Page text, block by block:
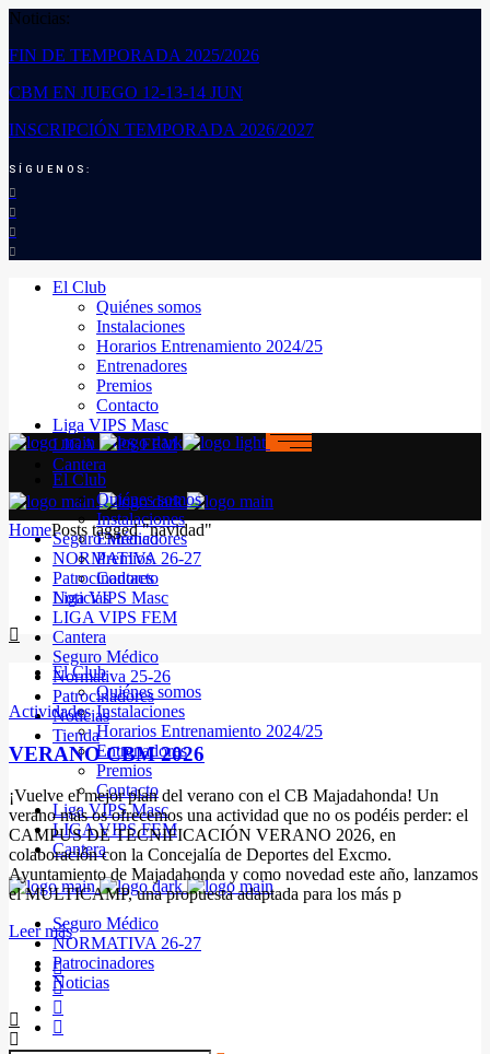
Noticias:
FIN DE TEMPORADA 2025/2026
CBM EN JUEGO 12-13-14 JUN
INSCRIPCIÓN TEMPORADA 2026/2027
SÍGUENOS:
El Club
Quiénes somos
Instalaciones
Horarios Entrenamiento 2024/25
Entrenadores
Premios
Contacto
Liga VIPS Masc
LIGA VIPS FEM
Cantera
Seguro Médico
NORMATIVA 26-27
Patrocinadores
Noticias
El Club
Quiénes somos
Instalaciones
Horarios Entrenamiento 2024/25
Entrenadores
Premios
Contacto
Liga VIPS Masc
LIGA VIPS FEM
Cantera
Seguro Médico
NORMATIVA 26-27
Patrocinadores
Noticias
El Club
Quiénes somos
Instalaciones
Entrenadores
Premios
Contacto
Liga VIPS Masc
LIGA VIPS FEM
Cantera
Seguro Médico
Normativa 25-26
Patrocinadores
Noticias
Tienda
HomePosts tagged "navidad"
Actividades
VERANO CBM 2026
¡Vuelve el mejor plan del verano con el CB Majadahonda! Un
verano más os ofrecemos una actividad que no os podéis perder: el
CAMPUS DE TECNIFICACIÓN VERANO 2026, en
colaboración con la Concejalía de Deportes del Excmo.
Ayuntamiento de Majadahonda y como novedad este año, lanzamos
el MULTICAMP, una propuesta adaptada para los más p
Leer más